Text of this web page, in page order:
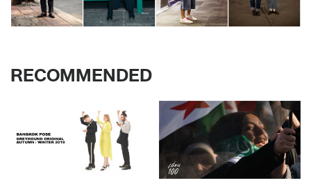
RECOMMENDED